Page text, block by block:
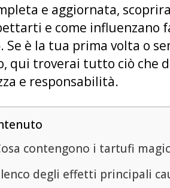
e aggiornata,
e come influenzano
. Se è la tua prima volta o
qui troverai tutto ciò che
e responsabilità.
contengono i tartufi
degli effetti principali